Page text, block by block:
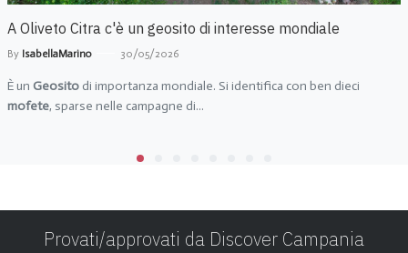
A Oliveto Citra c'è un geosito di interesse mondiale
By IsabellaMarino 30/05/2026
È un Geositodi importanza mondiale. Si identifica con ben dieci
mofete, sparse nelle campagne di...
Provati/approvati da Discover Campania